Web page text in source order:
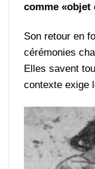
comme «objet
Son retour en
cérémonies
Elles savent
contexte exige